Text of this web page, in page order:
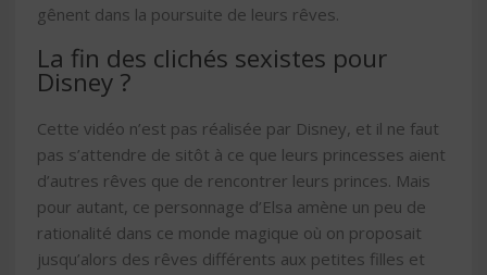
gênent dans la poursuite de leurs rêves.
La fin des clichés sexistes pour
Disney ?
Cette vidéo n’est pas réalisée par Disney, et il ne faut
pas s’attendre de sitôt à ce que leurs princesses aient
d’autres rêves que de rencontrer leurs princes. Mais
pour autant, ce personnage d’Elsa amène un peu de
rationalité dans ce monde magique où on proposait
jusqu’alors des rêves différents aux petites filles et